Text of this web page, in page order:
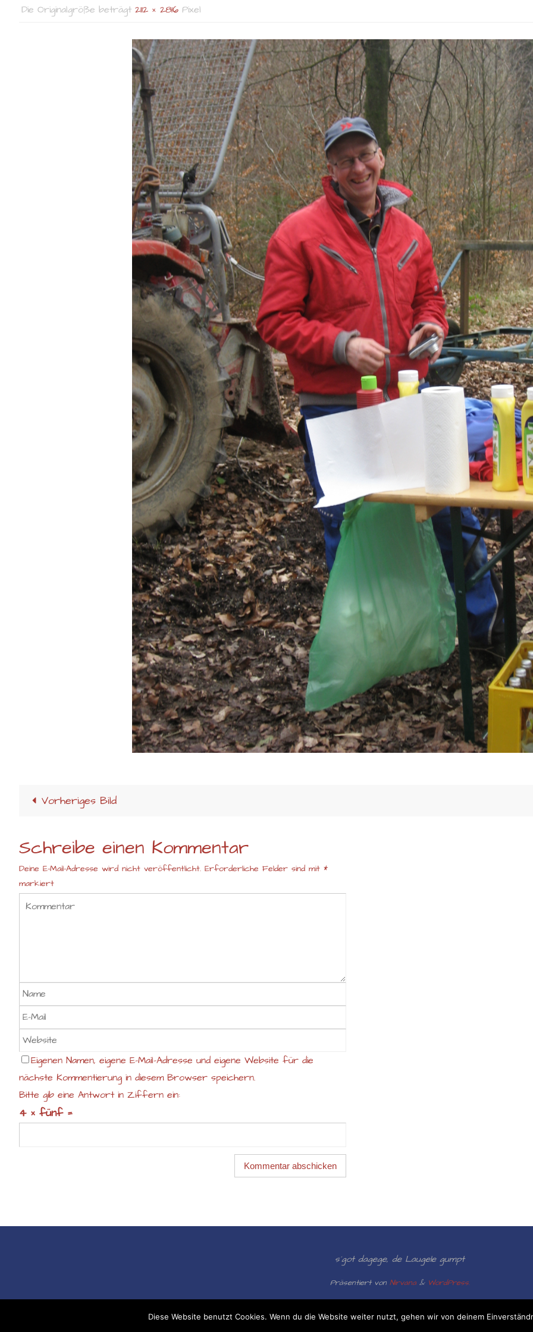
Die Originalgröße beträgt 2112 × 2816 Pixel
Vorheriges Bild
Schreibe einen Kommentar
Deine E-Mail-Adresse wird nicht veröffentlicht. Erforderliche Felder sind mit *
markiert
Eigenen Namen, eigene E-Mail-Adresse und eigene Website für die
nächste Kommentierung in diesem Browser speichern.
Bitte gib eine Antwort in Ziffern ein:
4 × fünf =
s´got dagege, de Laugele gumpt
Präsentiert von Nirvana& WordPress.
Diese Website benutzt Cookies. Wenn du die Website weiter nutzt, gehen wir von deinem